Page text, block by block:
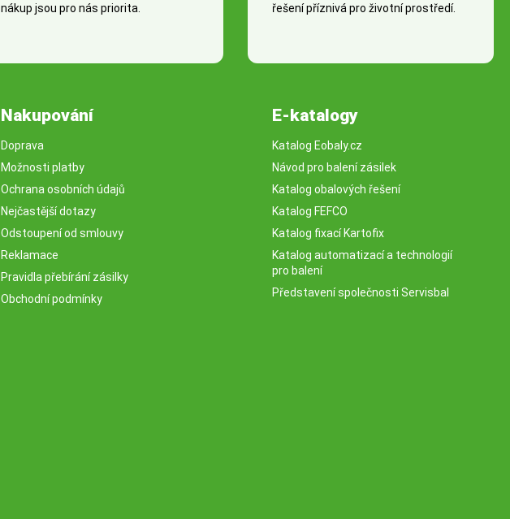
nákup jsou pro nás priorita.
řešení příznivá pro životní prostředí.
Nakupování
Doprava
Možnosti platby
Ochrana osobních údajů
Nejčastější dotazy
Odstoupení od smlouvy
Reklamace
Pravidla přebírání zásilky
Obchodní podmínky
E-katalogy
Katalog Eobaly.cz
Návod pro balení zásilek
Katalog obalových řešení
Katalog FEFCO
Katalog fixací Kartofix
Katalog automatizací a technologií
pro balení
Představení společnosti Servisbal